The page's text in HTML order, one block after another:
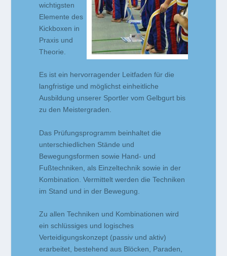
wichtigsten
Elemente des
Kickboxen in
Praxis und
Theorie.
Es ist ein hervorragender Leitfaden für die
langfristige und möglichst einheitliche
Ausbildung unserer Sportler vom Gelbgurt bis
zu den Meistergraden.
Das Prüfungsprogramm beinhaltet die
unterschiedlichen Stände und
Bewegungsformen sowie Hand- und
Fußtechniken, als Einzeltechnik sowie in der
Kombination. Vermittelt werden die Techniken
im Stand und in der Bewegung.
Zu allen Techniken und Kombinationen wird
ein schlüssiges und logisches
Verteidigungskonzept (passiv und aktiv)
erarbeitet, bestehend aus Blöcken, Paraden,